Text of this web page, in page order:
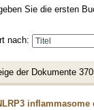
Sie die ersten
nach:
der Dokumente